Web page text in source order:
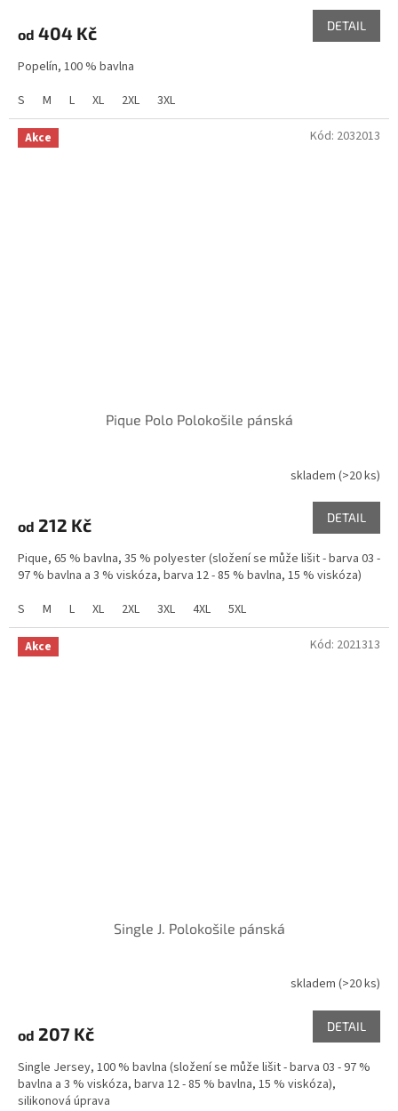
od 404 Kč DETAIL
Popelín, 100 % bavlna
S
M L XL 2XL 3XL
Akce
Pique Polo Polokošile pánská
skladem (>20 ks)
od 212 Kč DETAIL
Pique, 65 % bavlna, 35 % polyester (složení se může lišit - barva 03 -
97 % bavlna a 3 % viskóza, barva 12 - 85 % bavlna, 15 % viskóza)
S
M L XL 2XL 3XL 4XL 5XL
Kód: 2032013
Akce
Single J. Polokošile pánská
skladem (>20 ks)
od 207 Kč DETAIL
Single Jersey, 100 % bavlna (složení se může lišit - barva 03 - 97 %
bavlna a 3 % viskóza, barva 12 - 85 % bavlna, 15 % viskóza),
silikonová úprava
Kód: 2021313